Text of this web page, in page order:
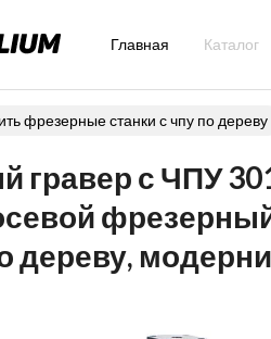
Главная Каталог
фрезерные станки с чпу по дереву
гравер с ЧПУ
дереву,